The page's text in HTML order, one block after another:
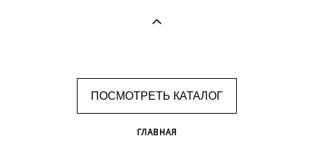
ПОСМОТРЕТЬ КАТАЛОГ
ГЛАВНАЯ